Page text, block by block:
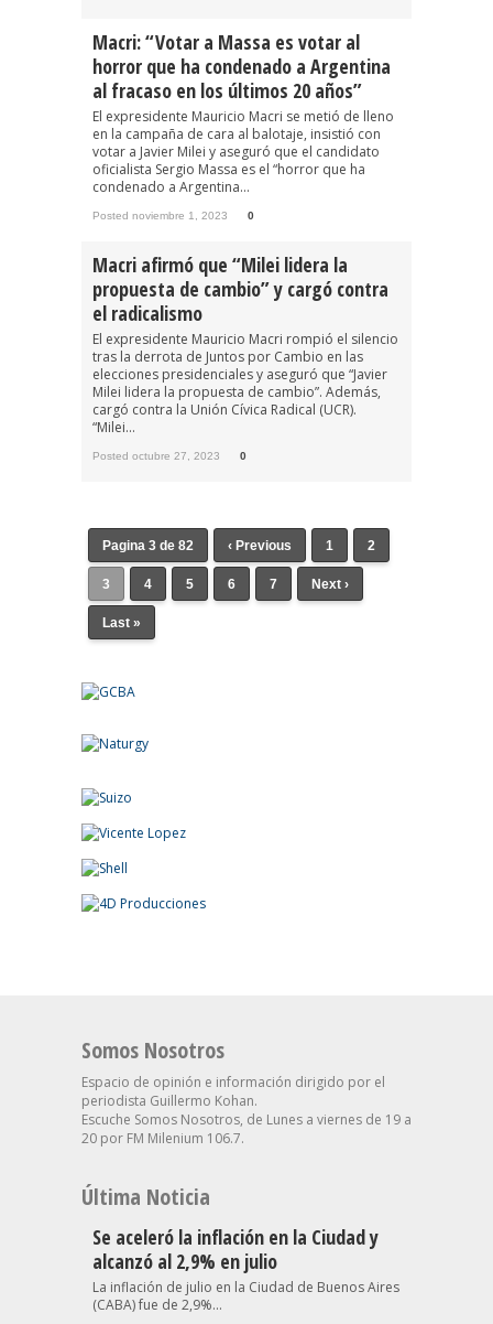
Macri: “Votar a Massa es votar al
horror que ha condenado a Argentina
al fracaso en los últimos 20 años”
El expresidente Mauricio Macri se metió de lleno
en la campaña de cara al balotaje, insistió con
votar a Javier Milei y aseguró que el candidato
oficialista Sergio Massa es el “horror que ha
condenado a Argentina...
Posted noviembre 1, 2023 0
Macri afirmó que “Milei lidera la
propuesta de cambio” y cargó contra
el radicalismo
El expresidente Mauricio Macri rompió el silencio
tras la derrota de Juntos por Cambio en las
elecciones presidenciales y aseguró que “Javier
Milei lidera la propuesta de cambio”. Además,
cargó contra la Unión Cívica Radical (UCR).
“Milei...
Posted octubre 27, 2023 0
Pagina 3 de 82 ‹ Previous 1 2
3 4 5 6 7 Next ›
Last »
Somos Nosotros
Espacio de opinión e información dirigido por el
periodista Guillermo Kohan.
Escuche Somos Nosotros, de Lunes a viernes de 19 a
20 por FM Milenium 106.7.
Última Noticia
Se aceleró la inflación en la Ciudad y
alcanzó al 2,9% en julio
La inflación de julio en la Ciudad de Buenos Aires
(CABA) fue de 2,9%...